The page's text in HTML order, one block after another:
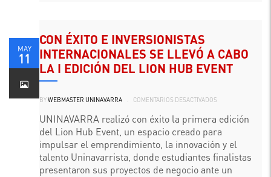
MAY
11
CON ÉXITO E INVERSIONISTAS
INTERNACIONALES SE LLEVÓ A CABO
LA I EDICIÓN DEL LION HUB EVENT
BYWEBMASTER UNINAVARRA COMENTARIOS DESACTIVADOS
INVERSIONISTAS
INTERNACIONALES
SE
LLEVÓ
CABO
I
UNINAVARRA realizó con éxito la primera edición
del Lion Hub Event, un espacio creado para
impulsar el emprendimiento, la innovación y el
talento Uninavarrista, donde estudiantes finalistas
presentaron sus proyectos de negocio ante un